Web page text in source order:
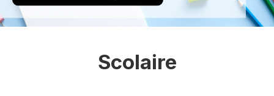
Scolaire